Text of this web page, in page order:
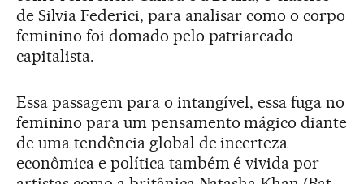
de Silvia Federici, para analisar como o corpo
feminino foi domado pelo patriarcado
capitalista.
Essa passagem para o intangível, essa fuga no
feminino para um pensamento mágico diante
de uma tendência global de incerteza
econômica e política também é vivida por